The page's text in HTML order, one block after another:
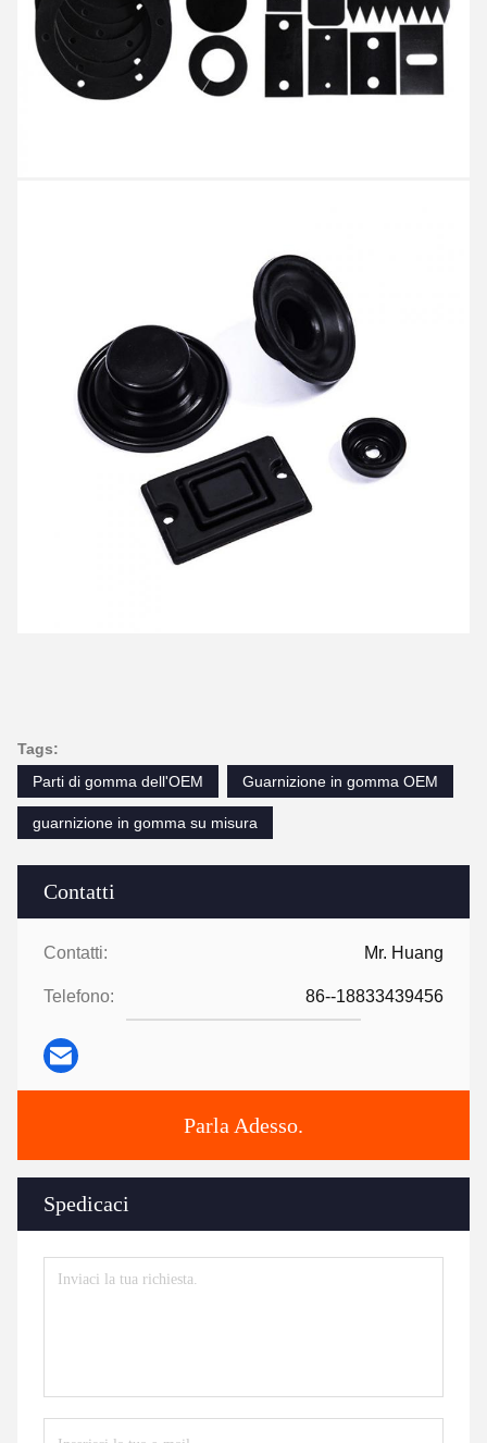
Contatti
Contatti: Mr. Huang
Telefono: 86--18833439456
Parla Adesso.
Spedicaci
Tags:
Parti di gomma dell'OEM
Guarnizione in gomma OEM
guarnizione in gomma su misura